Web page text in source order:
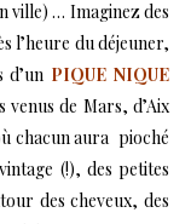
ville) … Imaginez des
l’heure du déjeuner,
PIQUE NIQUE
venus de Mars, d’Aix
chacun aura pioché
(!), des petites
des cheveux, des